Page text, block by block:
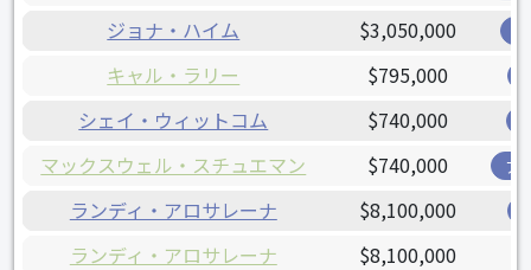
ジョナ・ハイム $3,050,000
キャル・ラリー $795,000
シェイ・ウィットコム $740,000
マックスウェル・スチュエマン $740,000 ア
ランディ・アロサレーナ $8,100,000
ランディ・アロサレーナ
$8,100,000